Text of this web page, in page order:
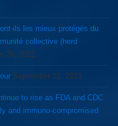
ils les mieux protégés du
collective (herd
24, 2021
September 21, 2021
and immuno-compromised